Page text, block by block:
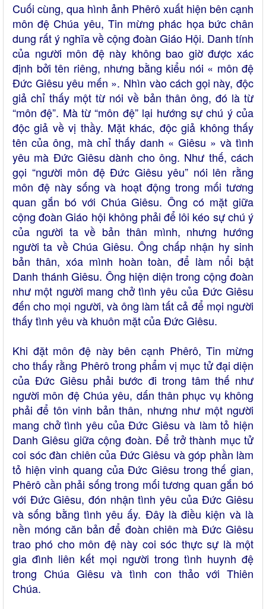
Cuối cùng, qua hình ảnh Phêrô xuất hiện bên cạnh
môn đệ Chúa yêu, Tin mừng phác họa bức chân
dung rất ý nghĩa về cộng đoàn Giáo Hội. Danh tính
của người môn đệ này không bao giờ được xác
định bởi tên riêng, nhưng bằng kiểu nói « môn đệ
Đức Giêsu yêu mến ». Nhìn vào cách gọi này, độc
giả chỉ thấy một từ nói về bản thân ông, đó là từ
“môn đệ”. Mà từ “môn đệ” lại hướng sự chú ý của
độc giả về vị thầy. Mặt khác, độc giả không thấy
tên của ông, mà chỉ thấy danh « Giêsu » và tình
yêu mà Đức Giêsu dành cho ông. Như thế, cách
gọi “người môn đệ Đức Giêsu yêu” nói lên rằng
môn đệ này sống và hoạt động trong mối tương
quan gắn bó với Chúa Giêsu. Ông có mặt giữa
cộng đoàn Giáo hội không phải để lôi kéo sự chú ý
của người ta về bản thân mình, nhưng hướng
người ta về Chúa Giêsu. Ông chấp nhận hy sinh
bản thân, xóa mình hoàn toàn, để làm nổi bật
Danh thánh Giêsu. Ông hiện diện trong cộng đoàn
như một người mang chở tình yêu của Đức Giêsu
đến cho mọi người, và ông làm tất cả để mọi người
thấy tình yêu và khuôn mặt của Đức Giêsu.
Khi đặt môn đệ này bên cạnh Phêrô, Tin mừng
cho thấy rằng Phêrô trong phẩm vị mục tử đại diện
của Đức Giêsu phải bước đi trong tâm thế như
người môn đệ Chúa yêu, dấn thân phục vụ không
phải để tôn vinh bản thân, nhưng như một người
mang chở tình yêu của Đức Giêsu và làm tỏ hiện
Danh Giêsu giữa cộng đoàn. Để trở thành mục tử
coi sóc đàn chiên của Đức Giêsu và góp phần làm
tỏ hiện vinh quang của Đức Giêsu trong thế gian,
Phêrô cần phải sống trong mối tương quan gắn bó
với Đức Giêsu, đón nhận tình yêu của Đức Giêsu
và sống bằng tình yêu ấy. Đây là điều kiện và là
nền móng căn bản để đoàn chiên mà Đức Giêsu
trao phó cho môn đệ này coi sóc thực sự là một
gia đình liên kết mọi người trong tình huynh đệ
trong Chúa Giêsu và tình con thảo với Thiên
Chúa.